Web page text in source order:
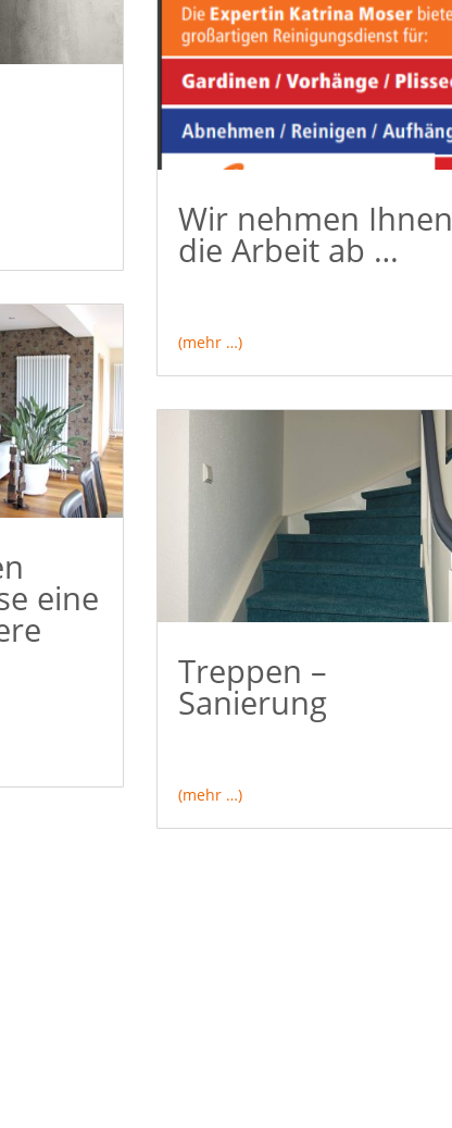
eine
Wir nehmen Ihnen
die Arbeit ab …
(mehr …)
Treppen –
Sanierung
(mehr …)